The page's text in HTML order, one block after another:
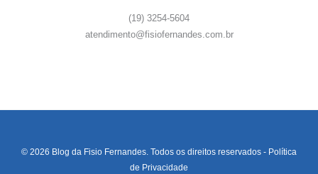
(19) 3254-5604
atendimento@fisiofernandes.com.br
© 2026 Blog da Fisio Fernandes. Todos os direitos reservados - Política
de Privacidade